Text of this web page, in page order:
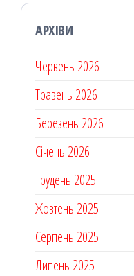
АРХІВИ
Червень 2026
Травень 2026
Березень 2026
Січень 2026
Грудень 2025
Жовтень 2025
Серпень 2025
Липень 2025